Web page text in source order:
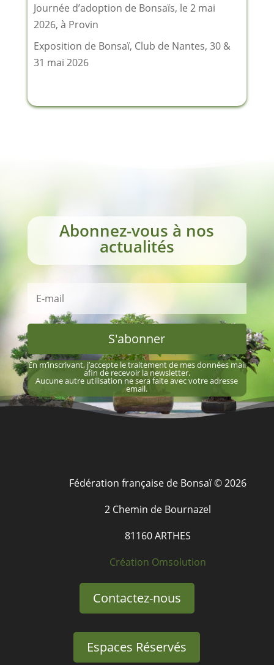
Journée d’adoption de Bonsaïs, le 2 mai
2026, à Provin
Exposition de Bonsaï, Club de Nantes, 30 &
31 mai 2026
Abonnez-vous à nos
actualités
S'abonner
En m’inscrivant, j’accepte le traitement de mes données mail
afin de recevoir la newsletter.
Aucune autre utilisation ne sera faite avec votre adresse
email.
Fédération française de Bonsaï © 2026
2 Chemin de Bournazel
81160 ARTHES
Création Omsolution
Contactez-nous
Espaces Réservés